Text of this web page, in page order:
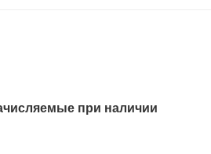
при наличии